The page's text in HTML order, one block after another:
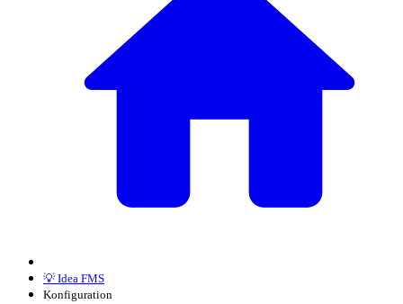
💡 Idea FMS
Konfiguration